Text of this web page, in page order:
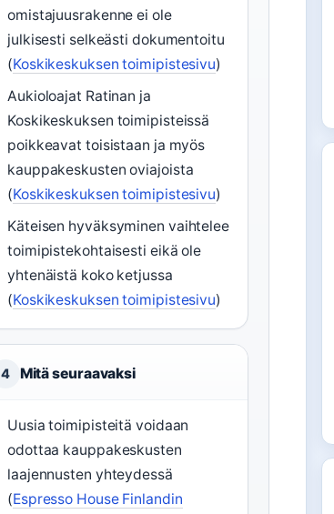
omistajuusrakenne ei ole
julkisesti selkeästi dokumentoitu
(Koskikeskuksen toimipistesivu)
Aukioloajat Ratinan ja
Koskikeskuksen toimipisteissä
poikkeavat toisistaan ja myös
kauppakeskusten oviajoista
(Koskikeskuksen toimipistesivu)
Käteisen hyväksyminen vaihtelee
toimipistekohtaisesti eikä ole
yhtenäistä koko ketjussa
(Koskikeskuksen toimipistesivu)
4 Mitä seuraavaksi
Uusia toimipisteitä voidaan
odottaa kauppakeskusten
laajennusten yhteydessä
(Espresso House Finlandin